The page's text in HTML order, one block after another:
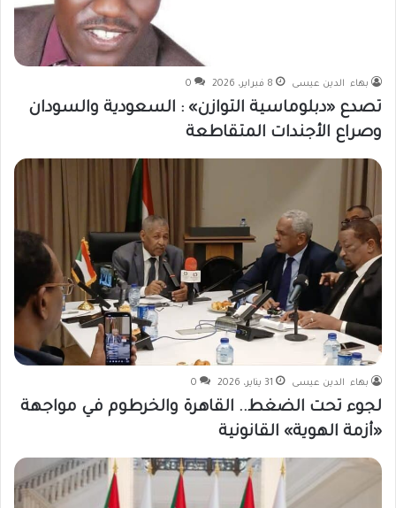
بهاء الدين عيسى 8 فبراير، 2026 0
تصدع «دبلوماسية التوازن» : السعودية والسودان
وصراع الأجندات المتقاطعة
بهاء الدين عيسى 31 يناير، 2026 0
لجوء تحت الضغط.. القاهرة والخرطوم في مواجهة
«أزمة الهوية» القانونية